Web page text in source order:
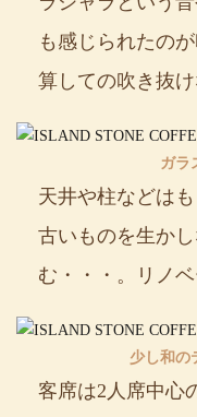
も感じられたの
算しての吹き抜け
ガラ
天井や柱などは
古いものを生か
む・・・。リノ
少し和の
客席は2人席中心